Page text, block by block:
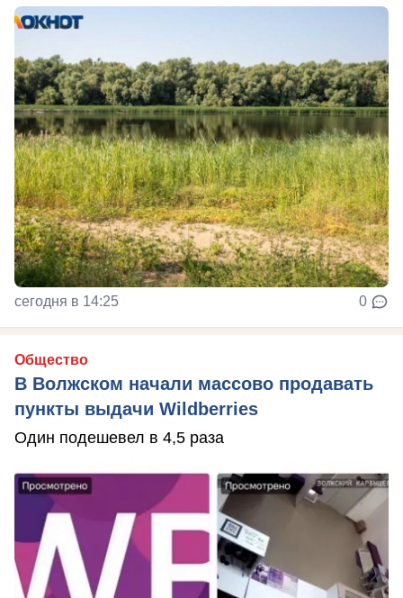
сегодня в 14:25 0
Общество
В Волжском начали массово продавать
пункты выдачи Wildberries
Один подешевел в 4,5 раза